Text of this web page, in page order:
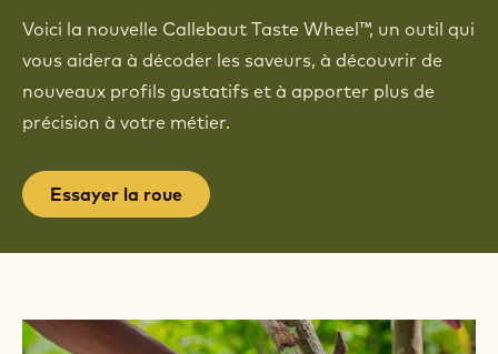
Voici la nouvelle Callebaut Taste Wheel™, un outil qui
vous aidera à décoder les saveurs, à découvrir de
nouveaux profils gustatifs et à apporter plus de
précision à votre métier.
Essayer la roue